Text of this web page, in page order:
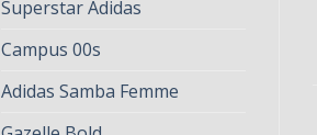
Superstar Adidas
Campus 00s
Adidas Samba Femme